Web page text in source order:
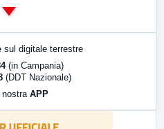
sul digitale terrestre
(in Campania)
(DDT Nazionale)
nostra APP